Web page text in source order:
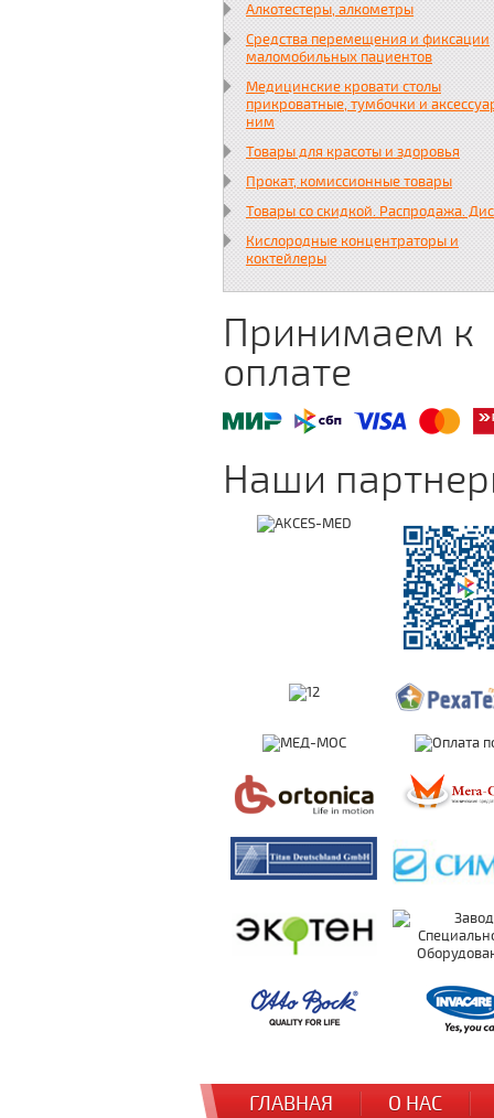
Алкотестеры, алкометры
Средства перемещения и фиксации
маломобильных пациентов
Медицинские кровати столы
прикроватные, тумбочки и
ним
Товары для красоты и здоровья
Прокат, комиссионные товары
Товары со скидкой. Распродажа.
Кислородные концентраторы и
коктейлеры
Принимаем к
оплате
Наши
ГЛАВНАЯ О НАС